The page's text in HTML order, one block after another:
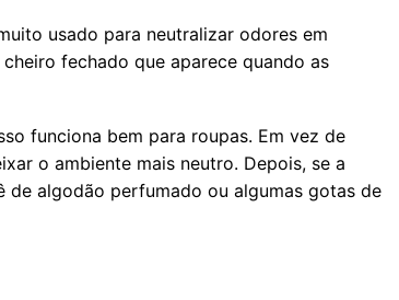
usado para neutralizar odores em
fechado que aparece quando as
funciona bem para roupas. Em vez de
o ambiente mais neutro. Depois, se a
de algodão perfumado ou algumas gotas de